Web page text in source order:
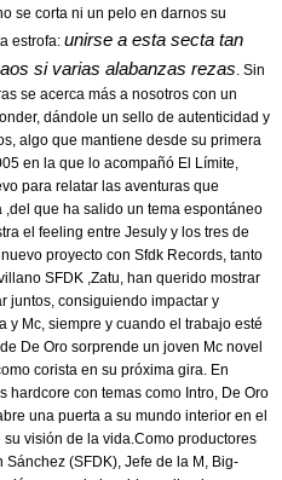
se corta ni un pelo en darnos su
estrofa: unirse a esta secta tan
si varias alabanzas rezas. Sin
se acerca más a nosotros con un
dándole un sello de autenticidad y
algo que mantiene desde su primera
en la que lo acompañó El Límite,
para relatar las aventuras que
que ha salido un tema espontáneo
el feeling entre Jesuly y los tres de
proyecto con Sfdk Records, tanto
SFDK ,Zatu, han querido mostrar
juntos, consiguiendo impactar y
y Mc, siempre y cuando el trabajo esté
De Oro sorprende un joven Mc novel
corista en su próxima gira. En
hardcore con temas como Intro, De Oro
una puerta a su mundo interior en el
visión de la vida.Como productores
(SFDK), Jefe de la M, Big-